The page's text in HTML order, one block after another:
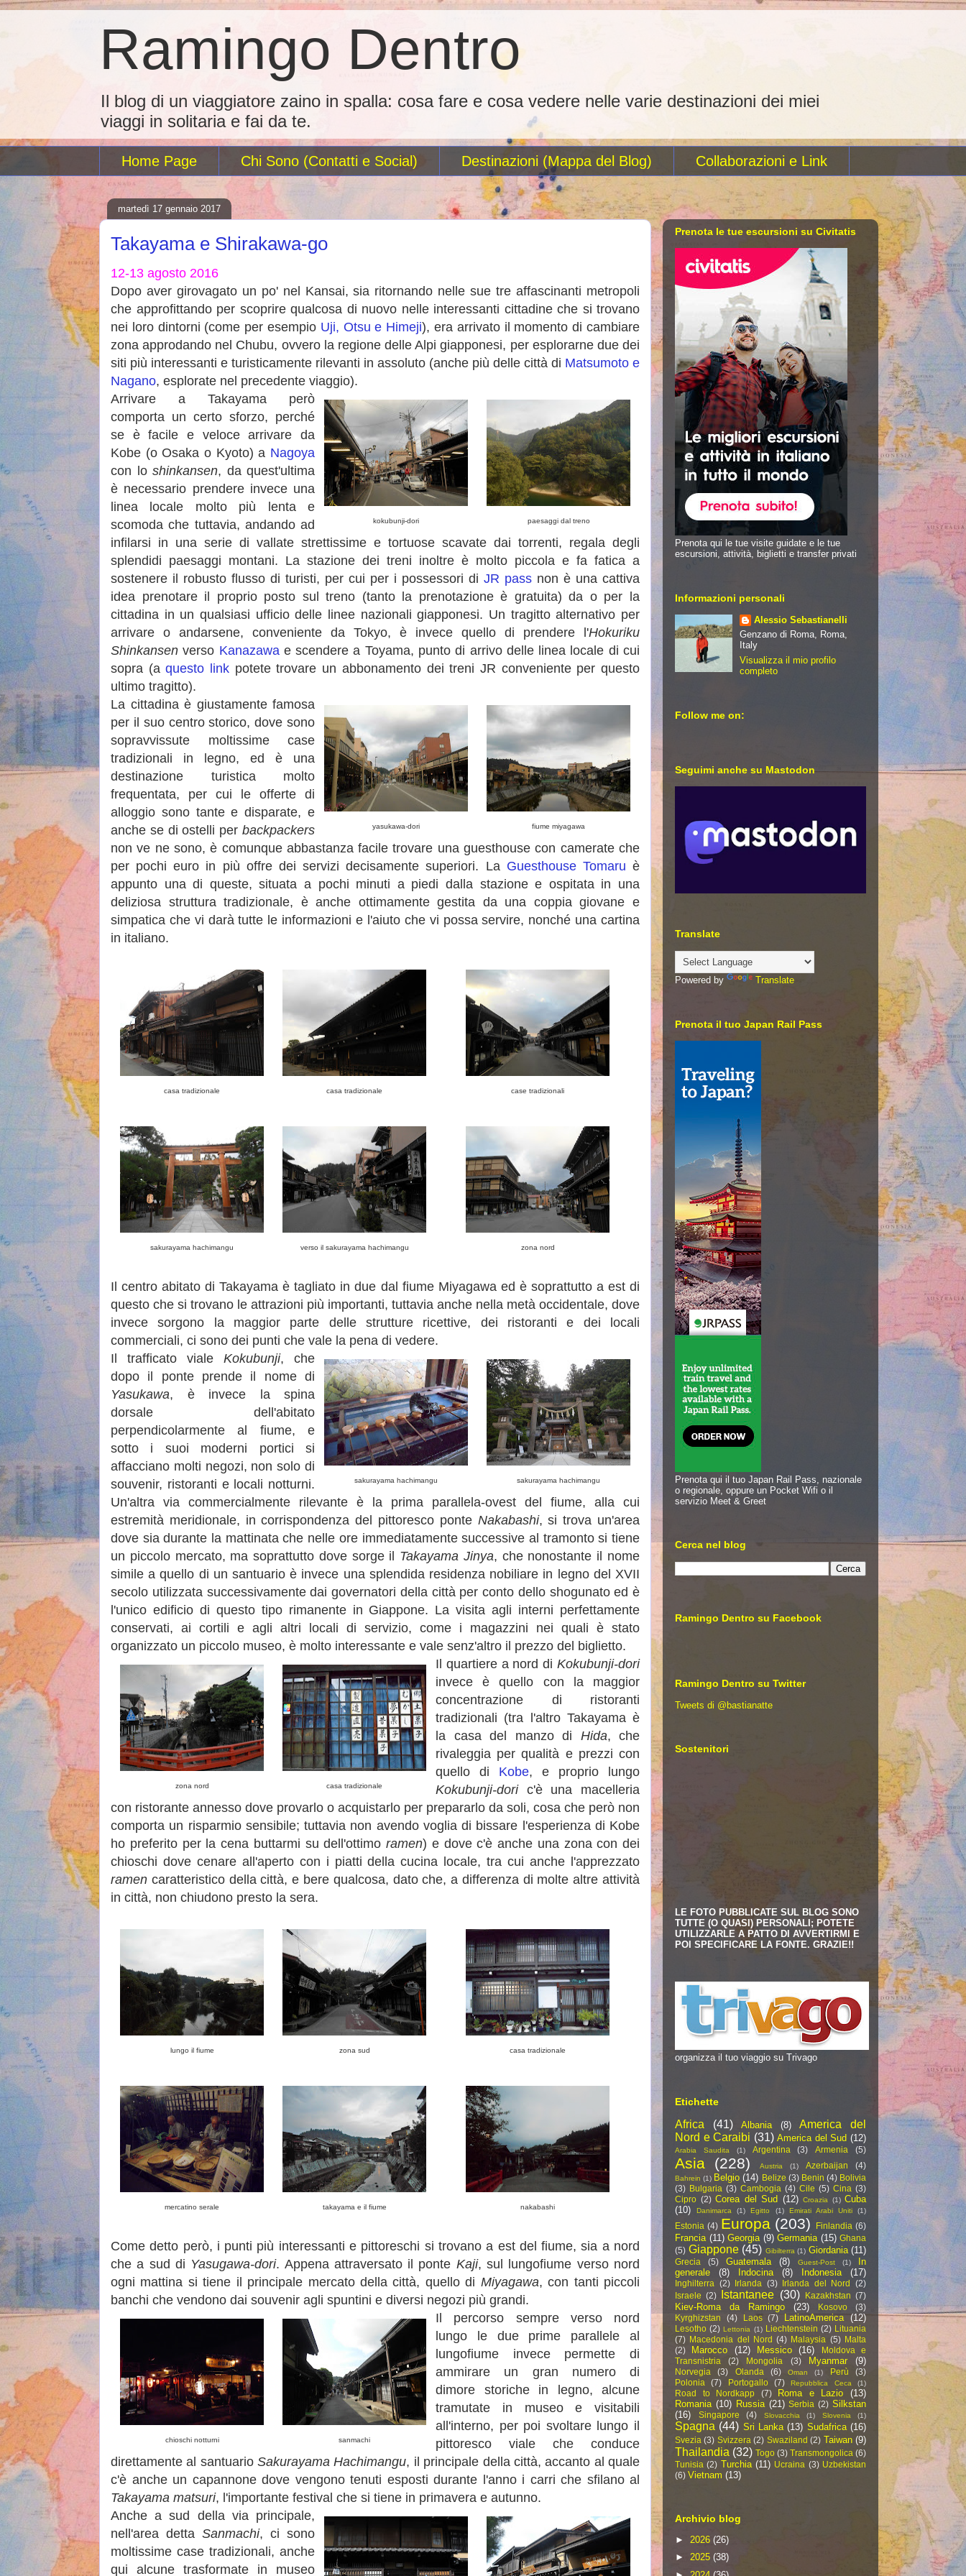
Ramingo Dentro
Il blog di un viaggiatore zaino in spalla: cosa fare e cosa vedere nelle varie destinazioni dei miei
viaggi in solitaria e fai da te.
Home Page Chi Sono (Contatti e Social) Destinazioni (Mappa del Blog) Collaborazioni e Link
martedì 17 gennaio 2017
Takayama e Shirakawa-go
12-13 agosto 2016
Dopo aver girovagato un po' nel Kansai, sia ritornando nelle sue tre affascinanti metropoli
che approfittando per scoprire qualcosa di nuovo nelle interessanti cittadine che si trovano
nei loro dintorni (come per esempio Uji, Otsu e Himeji), era arrivato il momento di cambiare
zona approdando nel Chubu, ovvero la regione delle Alpi giapponesi, per esplorarne due dei
siti più interessanti e turisticamente rilevanti in assoluto (anche più delle città di Matsumoto e
Nagano, esplorate nel precedente viaggio).
paesaggi dal treno
kokubunji-dori
Arrivare a Takayama però
comporta un certo sforzo, perché
se è facile e veloce arrivare da
Kobe (o Osaka o Kyoto) a Nagoya
con lo shinkansen, da quest'ultima
è necessario prendere invece una
linea locale molto più lenta e
scomoda che tuttavia, andando ad
infilarsi in una serie di vallate strettissime e tortuose scavate dai torrenti, regala degli
splendidi paesaggi montani. La stazione dei treni inoltre è molto piccola e fa fatica a
sostenere il robusto flusso di turisti, per cui per i possessori di JR pass non è una cattiva
idea prenotare il proprio posto sul treno (tanto la prenotazione è gratuita) da o per la
cittadina in un qualsiasi ufficio delle linee nazionali giapponesi. Un tragitto alternativo per
arrivare o andarsene, conveniente da Tokyo, è invece quello di prendere l'Hokuriku
Shinkansen verso Kanazawae scendere a Toyama, punto di arrivo delle linea locale di cui
sopra (aquesto link potete trovare un abbonamento dei treni JR conveniente per questo
ultimo tragitto).
fiume miyagawa
yasukawa-dori
La cittadina è giustamente famosa
per il suo centro storico, dove sono
sopravvissute moltissime case
tradizionali in legno, ed è una
destinazione turistica molto
frequentata, per cui le offerte di
alloggio sono tante e disparate, e
anche se di ostelli per backpackers
non ve ne sono, è comunque abbastanza facile trovare una guesthouse con camerate che
per pochi euro in più offre dei servizi decisamente superiori. La Guesthouse Tomaru è
appunto una di queste, situata a pochi minuti a piedi dalla stazione e ospitata in una
deliziosa struttura tradizionale, è anche ottimamente gestita da una coppia giovane e
simpatica che vi darà tutte le informazioni e l'aiuto che vi possa servire, nonché una cartina
in italiano.
casa tradizionale casa tradizionale case tradizionali
sakurayama hachimangu verso il sakurayama hachimangu zona nord
Il centro abitato di Takayama è tagliato in due dal fiume Miyagawa ed è soprattutto a est di
questo che si trovano le attrazioni più importanti, tuttavia anche nella metà occidentale, dove
invece sorgono la maggior parte delle strutture ricettive, dei ristoranti e dei locali
commerciali, ci sono dei punti che vale la pena di vedere.
sakurayama hachimangu
sakurayama hachimangu
Il trafficato viale Kokubunji, che
dopo il ponte prende il nome di
Yasukawa, è invece la spina
dorsale dell'abitato
perpendicolarmente al fiume, e
sotto i suoi moderni portici si
affacciano molti negozi, non solo di
souvenir, ristoranti e locali notturni.
Un'altra via commercialmente rilevante è la prima parallela-ovest del fiume, alla cui
estremità meridionale, in corrispondenza del pittoresco ponte Nakabashi, si trova un'area
dove sia durante la mattinata che nelle ore immediatamente successive al tramonto si tiene
un piccolo mercato, ma soprattutto dove sorge il Takayama Jinya, che nonostante il nome
simile a quello di un santuario è invece una splendida residenza nobiliare in legno del XVII
secolo utilizzata successivamente dai governatori della città per conto dello shogunato ed è
l'unico edificio di questo tipo rimanente in Giappone. La visita agli interni perfettamente
conservati, ai cortili e agli altri locali di servizio, come i magazzini nei quali è stato
organizzato un piccolo museo, è molto interessante e vale senz'altro il prezzo del biglietto.
zona nord casa tradizionale
Il quartiere a nord di Kokubunji-dori
invece è quello con la maggior
concentrazione di ristoranti
tradizionali (tra l'altro Takayama è
la casa del manzo di Hida, che
rivaleggia per qualità e prezzi con
quello di Kobe, e proprio lungo
Kokubunji-doric'è una macelleria
con ristorante annesso dove provarlo o acquistarlo per prepararlo da soli, cosa che però non
comporta un risparmio sensibile; tuttavia non avendo voglia di bissare l'esperienza di Kobe
ho preferito per la cena buttarmi su dell'ottimo ramen) e dove c'è anche una zona con dei
chioschi dove cenare all'aperto con i piatti della cucina locale, tra cui anche l'apprezzato
ramen caratteristico della città, e bere qualcosa, dato che, a differenza di molte altre attività
in città, non chiudono presto la sera.
lungo il fiume zona sud casa tradizionale
mercatino serale takayama e il fiume nakabashi
Come detto però, i punti più interessanti e pittoreschi si trovano a est del fiume, sia a nord
che a sud di Yasugawa-dori. Appena attraversato il ponte Kaji, sul lungofiume verso nord
ogni mattina si tiene il principale mercato della città, quello di Miyagawa, con tanti piccoli
banchi che vendono dai souvenir agli spuntini e diversi negozi più grandi.
chioschi notturni sanmachi
Il percorso sempre verso nord
lungo le due prime parallele al
lungofiume invece permette di
ammirare un gran numero di
dimore storiche in legno, alcune
tramutate in museo e visitabili
all'interno, per poi svoltare lungo il
pittoresco viale che conduce
direttamente al santuarioSakurayama Hachimangu, il principale della città, accanto al quale
c'è anche un capannone dove vengono tenuti esposti durante l'anno i carri che sfilano al
Takayama matsuri, l'importante festival che si tiene in primavera e autunno.
Anche a sud della via principale,
nell'area detta Sanmachi, ci sono
moltissime case tradizionali, anche
qui alcune trasformate in museo
Prenota le tue escursioni su Civitatis
Prenota qui le tue visite guidate e le tue
escursioni, attività, biglietti e transfer privati
Informazioni personali
Alessio Sebastianelli
Genzano di Roma, Roma,
Italy
Visualizza il mio profilo
completo
Follow me on:
Seguimi anche su Mastodon
Translate
Powered by Translate
Prenota il tuo Japan Rail Pass
Prenota qui il tuo Japan Rail Pass, nazionale
o regionale, oppure un Pocket Wifi o il
servizio Meet & Greet
Cerca nel blog
Ramingo Dentro su Facebook
Ramingo Dentro su Twitter
Tweets di @bastianatte
Sostenitori
LE FOTO PUBBLICATE SUL BLOG SONO
TUTTE (O QUASI) PERSONALI; POTETE
UTILIZZARLE A PATTO DI AVVERTIRMI E
POI SPECIFICARE LA FONTE. GRAZIE!!
organizza il tuo viaggio su Trivago
Etichette
Africa (41) Albania (8)
America del
Nord e Caraibi (31) America del Sud (12)
Arabia Saudita (1) Argentina (3) Armenia (5)
Asia (228) Austria (1) Azerbaijan (4)
Bahrein (1) Belgio (14) Belize (3) Benin (4) Bolivia
(3) Bulgaria (3) Cambogia (4) Cile (5) Cina (3)
Cipro (2) Corea del Sud (12) Croazia (1) Cuba
(10)
Danimarca (1) Egitto (1) Emirati Arabi Uniti (1)
Estonia (4) Europa (203) Finlandia (6)
Francia (11) Georgia (9) Germania (15) Ghana
(5) Giappone (45) Gibilterra (1) Giordania (11)
Grecia (5) Guatemala (8) Guest-Post (1)
In
generale
(8) Indocina (8) Indonesia (17)
Inghilterra (2) Irlanda (3) Irlanda del Nord
(2)
Israele (2) Istantanee (30) Kazakhstan (7)
Kiev-Roma da Ramingo (23) Kosovo
(3)
Kyrghizstan
(4) Laos (7) LatinoAmerica (12)
Lesotho (2) Lettonia (1) Liechtenstein (2) Lituania
(7) Macedonia del Nord (4) Malaysia (5) Malta
(2)
Marocco (12) Messico (16)
Moldova e
Transnistria
(2) Mongolia (3) Myanmar (9)
Norvegia (3) Olanda (6) Oman (1) Perù
(3)
Polonia
(7) Portogallo (7) Repubblica Ceca (1)
Road to Nordkapp (7) Roma e Lazio
(13)
Romania (10) Russia (21) Serbia (2) Silkstan
(16)
Singapore (4) Slovacchia (1) Slovenia (1)
Spagna (44) Sri Lanka (13) Sudafrica (16)
Svezia (3) Svizzera (2) Swaziland (2) Taiwan (9)
Thailandia (32) Togo (3) Transmongolica (6)
Tunisia (2) Turchia (11) Ucraina (3) Uzbekistan
(6) Vietnam (13)
Archivio blog
► 2026 (26)
► 2025 (38)